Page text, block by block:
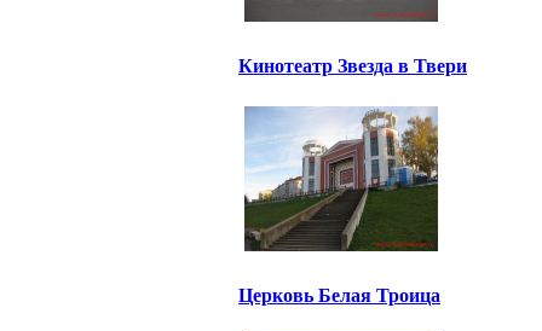
Кинотеатр Звезда в Твери
Церковь Белая Троица